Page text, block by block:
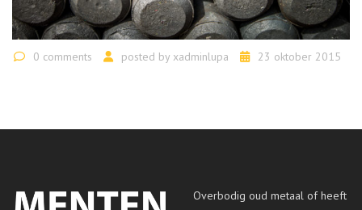
0 comments posted by xadminlupa 23 oktober 2015
Overbodig oud metaal of heeft